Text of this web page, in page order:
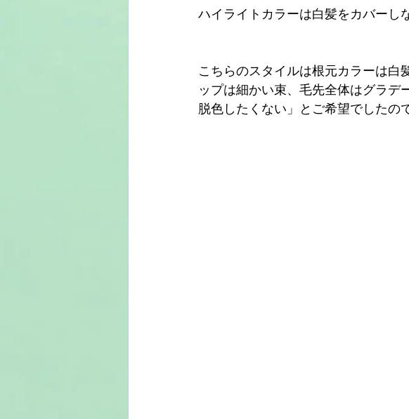
ハイライトカラーは白髪をカバーし
こちらのスタイルは根元カラーは白
ップは細かい束、毛先全体はグラデ
脱色したくない」とご希望でしたの